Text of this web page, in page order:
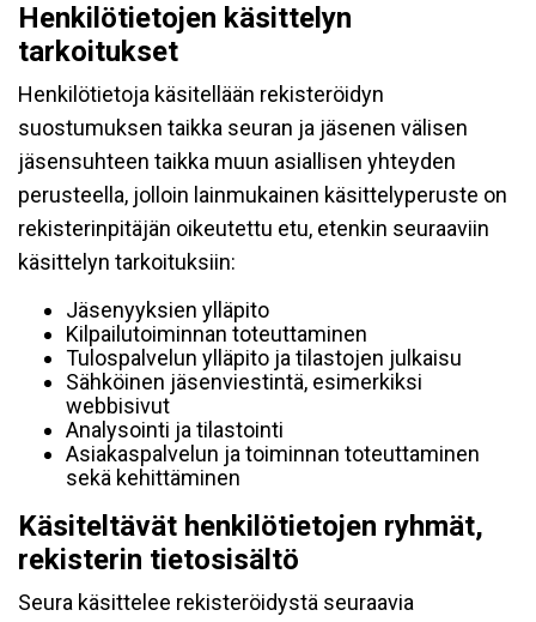
Henkilötietojen käsittelyn
tarkoitukset
Henkilötietoja käsitellään rekisteröidyn
suostumuksen taikka seuran ja jäsenen välisen
jäsensuhteen taikka muun asiallisen yhteyden
perusteella, jolloin lainmukainen käsittelyperuste on
rekisterinpitäjän oikeutettu etu, etenkin seuraaviin
käsittelyn tarkoituksiin:
Jäsenyyksien ylläpito
Kilpailutoiminnan toteuttaminen
Tulospalvelun ylläpito ja tilastojen julkaisu
Sähköinen jäsenviestintä, esimerkiksi
webbisivut
Analysointi ja tilastointi
Asiakaspalvelun ja toiminnan toteuttaminen
sekä kehittäminen
Käsiteltävät henkilötietojen ryhmät,
rekisterin tietosisältö
Seura käsittelee rekisteröidystä seuraavia